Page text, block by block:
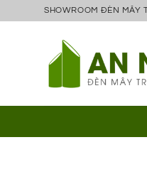
SHOWROOM ĐÈN MÂY